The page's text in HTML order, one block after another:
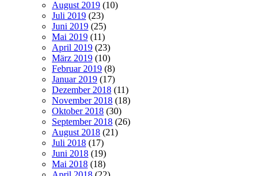
August 2019 (10)
Juli 2019 (23)
Juni 2019 (25)
Mai 2019 (11)
April 2019 (23)
März 2019 (10)
Februar 2019 (8)
Januar 2019 (17)
Dezember 2018 (11)
November 2018 (18)
Oktober 2018 (30)
September 2018 (26)
August 2018 (21)
Juli 2018 (17)
Juni 2018 (19)
Mai 2018 (18)